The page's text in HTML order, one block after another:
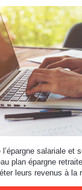
salariale et
plan épargne
leurs revenus à la